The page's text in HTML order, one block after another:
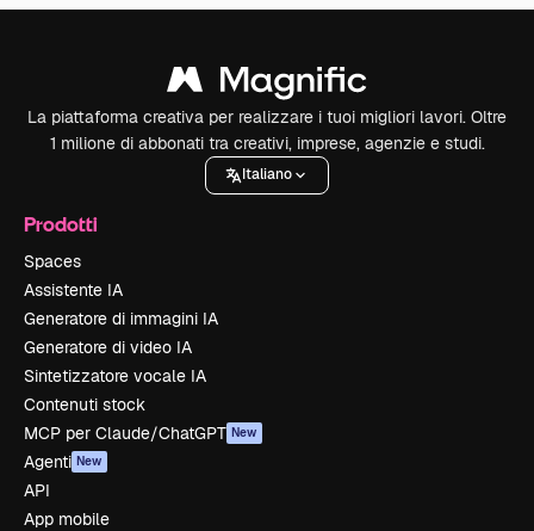
La piattaforma creativa per realizzare i tuoi migliori lavori. Oltre
1 milione di abbonati tra creativi, imprese, agenzie e studi.
Italiano
Prodotti
Spaces
Assistente IA
Generatore di immagini IA
Generatore di video IA
Sintetizzatore vocale IA
Contenuti stock
MCP per Claude/ChatGPT New
Agenti New
API
App mobile